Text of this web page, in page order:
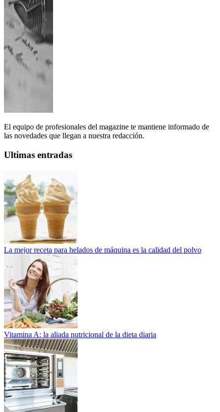
El equipo de profesionales del magazine te mantiene informado de
las novedades que llegan a nuestra redacción.
Ultimas entradas
La mejor receta para helados de máquina es la calidad del polvo
Vitamina A: la aliada nutricional de la dieta diaria